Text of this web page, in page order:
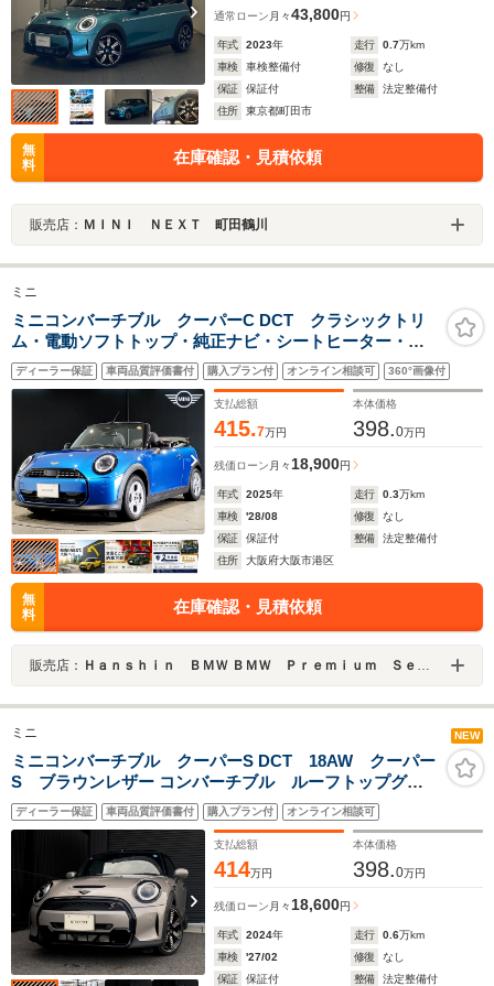
通常ローン 月々43,800円
年式 2023年 走行 0.7万km
車検
車検整備付 修復
なし
保証
保証付 整備
法定整備付
住所
東京都町田市
無
料
在庫確認・見積依頼
販売店： ＭＩＮＩ ＮＥＸＴ 町田鶴川
ミニ
ミニコンバーチブル クーパーC DCT クラシックトリ
ム・電動ソフトトップ・純正ナビ・シートヒーター・ハ
ンドルヒーター・アップルカープレイ・アンドロイドオ
ート・ドライビングアシスト・パーキングアシスト・ア
クティブクルーズ・アダプティブライト
ディーラー保証 車両品質評価書付 購入プラン付 オンライン相談可 360°画像付
支払総額
415.7万円
本体価格
398.0万円
残価ローン 月々 18,900円
年式 2025年 走行 0.3万km
車検
'28/08 修復
なし
保証
保証付 整備
法定整備付
住所
大阪府大阪市港区
無
料
在庫確認・見積依頼
販売店： Ｈａｎｓｈｉｎ ＢＭＷ ＢＭＷ Ｐｒｅｍｉｕｍ Ｓｅｌｅｃｔｉｏｎ 大阪ベイ
ミニ NEW
ミニコンバーチブル クーパーS DCT 18AW クーパー
S ブラウンレザー コンバーチブル ルーフトップグレ
ー 純正ナビ ACC バックカメラ 前後PDC ウインド
ディフレクター付 シートヒーター ワンオーナー 禁
煙 認定中古車
ディーラー保証 車両品質評価書付 購入プラン付 オンライン相談可
支払総額
414万円
本体価格
398.0万円
残価ローン 月々 18,600円
年式 2024年 走行 0.6万km
車検
'27/02 修復
なし
保証
保証付 整備
法定整備付